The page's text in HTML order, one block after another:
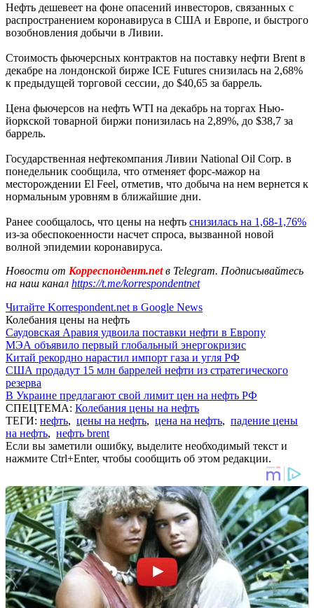
Нефть дешевеет на фоне опасений инвесторов, связанных с
распространением коронавируса в США и Европе, и быстрого
возобновления добычи в Ливии.
Стоимость фьючерсных контрактов на поставку нефти Brent в
декабре на лондонской бирже ICE Futures снизилась на 2,68%
к предыдущей торговой сессии, до $40,65 за баррель.
Цена фьючерсов на нефть WTI на декабрь на торгах Нью-
йоркской товарной биржи понизилась на 2,89%, до $38,7 за
баррель.
Государственная нефтекомпания Ливии National Oil Corp. в
понедельник сообщила, что отменяет форс-мажор на
месторождении El Feel, отметив, что добыча на нем вернется к
нормальным уровням в ближайшие дни.
Ранее сообщалось, что цены на нефть снизилась на 1,68-1,76%
из-за обеспокоенности насчет спроса, вызванной новой
волной эпидемии коронавируса.
Новости от Корреспондент.netв Telegram. Подписывайтесь
на наш канал https://t.me/korrespondentnet
Читайте Korrespondent.net в Google News
Колебания цены на нефть
Саудовская Аравия удвоила поставки нефти в Европу
МЭА объявило первый глобальный энергокризис
Китай рекордно нарастил импорт газа и угля РФ
США продадут 15 млн баррелей нефти из стратегического
резерва
В Украине предлагают свой лимит цен на нефть РФ
СПЕЦТЕМА: Колебания цены на нефть
ТЕГИ: нефть, цены на нефть, цена на нефть, падение цены
на нефть, нефть brent
Если вы заметили ошибку, выделите необходимый текст и
нажмите Ctrl+Enter, чтобы сообщить об этом редакции.